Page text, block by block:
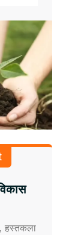
हस्तकला